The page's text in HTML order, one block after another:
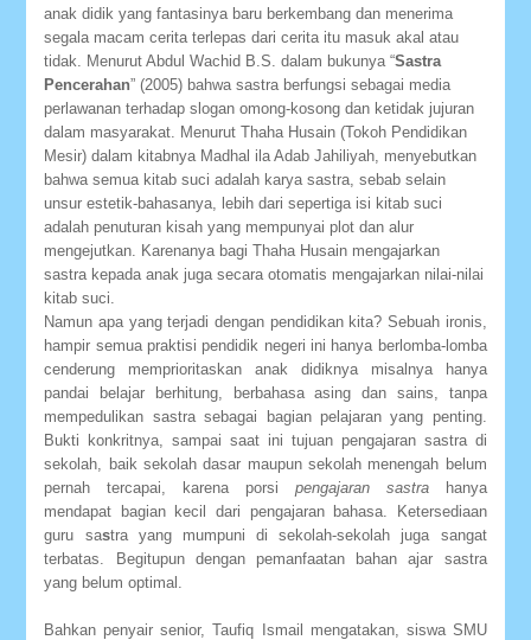
anak didik yang fantasinya baru berkembang dan menerima
segala macam cerita terlepas dari cerita itu masuk akal atau
tidak. Menurut Abdul Wachid B.S. dalam bukunya “Sastra
Pencerahan” (2005) bahwa sastra berfungsi sebagai media
perlawanan terhadap slogan omong-kosong dan ketidak jujuran
dalam masyarakat. Menurut Thaha Husain (Tokoh Pendidikan
Mesir) dalam kitabnya Madhal ila Adab Jahiliyah, menyebutkan
bahwa semua kitab suci adalah karya sastra, sebab selain
unsur estetik-bahasanya, lebih dari sepertiga isi kitab suci
adalah penuturan kisah yang mempunyai plot dan alur
mengejutkan. Karenanya bagi Thaha Husain mengajarkan
sastra kepada anak juga secara otomatis mengajarkan nilai-nilai
kitab suci.
Namun apa yang terjadi dengan pendidikan kita? Sebuah ironis,
hampir semua praktisi pendidik negeri ini hanya berlomba-lomba
cenderung memprioritaskan anak didiknya misalnya hanya
pandai belajar berhitung, berbahasa asing dan sains, tanpa
mempedulikan sastra sebagai bagian pelajaran yang penting.
Bukti konkritnya, sampai saat ini tujuan pengajaran sastra di
sekolah, baik sekolah dasar maupun sekolah menengah belum
pernah tercapai, karena porsi pengajaran sastrahanya
mendapat bagian kecil dari pengajaran bahasa. Ketersediaan
guru sastra yang mumpuni di sekolah-sekolah juga sangat
terbatas. Begitupun dengan pemanfaatan bahan ajar sastra
yang belum optimal.
Bahkan penyair senior, Taufiq Ismail mengatakan, siswa SMU